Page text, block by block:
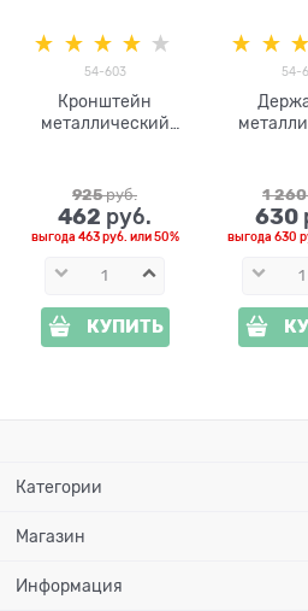
54-603
Кронштейн
металлический
шланга 54-603
925 руб.
462 руб.
выгода 463 руб. или50%
КУПИТЬ
54-
шланга
1 260
630
выгода 630
Категории
Магазин
Информация